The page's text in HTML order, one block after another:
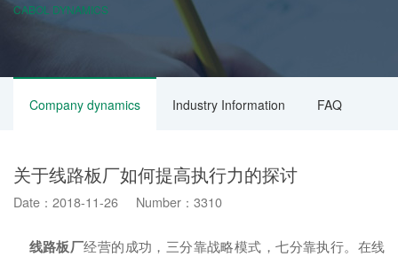
CABOL DYNAMICS
Company dynamics Industry Information FAQ
关于线路板厂如何提高执行力的探讨
Date：2018-11-26 Number：3310
线路板厂经营的成功，三分靠战略模式，七分靠执行。在线